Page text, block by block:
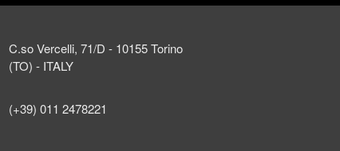
C.so Vercelli, 71/D - 10155 Torino
(TO) - ITALY
(+39) 011 2478221